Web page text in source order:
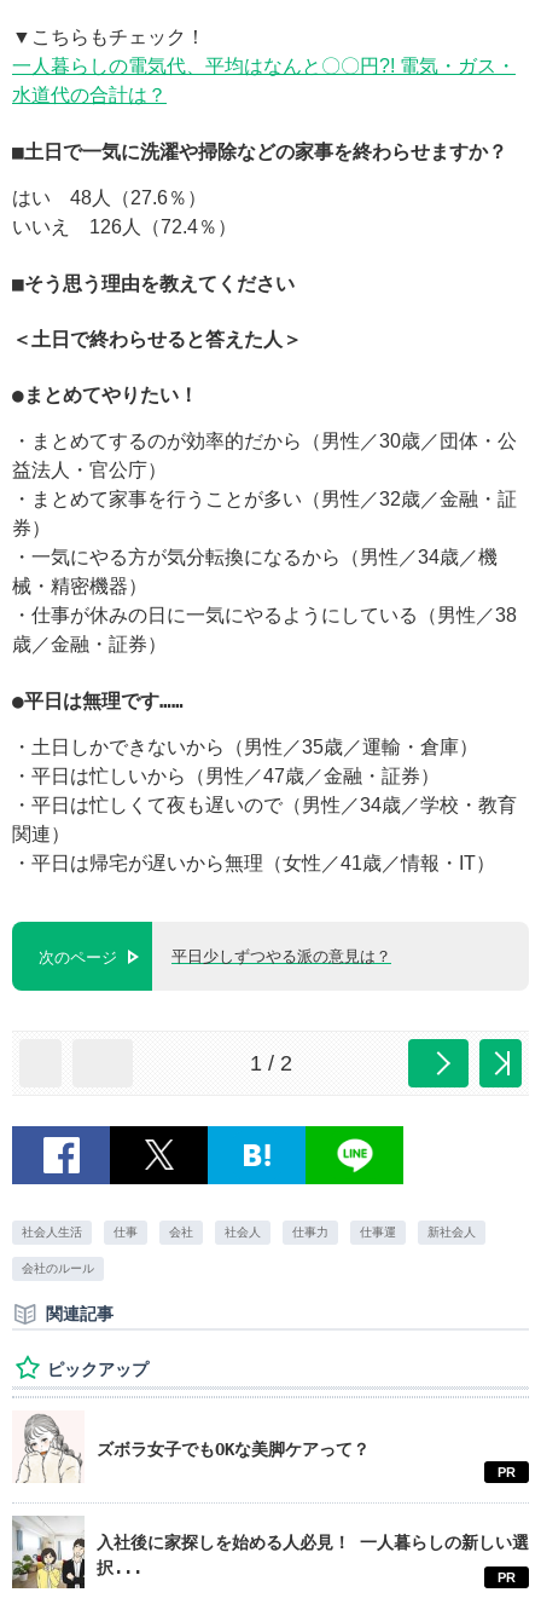
▼こちらもチェック！
一人暮らしの電気代、平均はなんと〇〇円?! 電気・ガス・
水道代の合計は？
■土日で一気に洗濯や掃除などの家事を終わらせますか？
はい 48人（27.6％）
いいえ 126人（72.4％）
■そう思う理由を教えてください
＜土日で終わらせると答えた人＞
●まとめてやりたい！
・まとめてするのが効率的だから（男性／30歳／団体・公
益法人・官公庁）
・まとめて家事を行うことが多い（男性／32歳／金融・証
券）
・一気にやる方が気分転換になるから（男性／34歳／機
械・精密機器）
・仕事が休みの日に一気にやるようにしている（男性／38
歳／金融・証券）
●平日は無理です……
・土日しかできないから（男性／35歳／運輸・倉庫）
・平日は忙しいから（男性／47歳／金融・証券）
・平日は忙しくて夜も遅いので（男性／34歳／学校・教育
関連）
・平日は帰宅が遅いから無理（女性／41歳／情報・IT）
次のページ 平日少しずつやる派の意見は？
1 / 2
社会人生活 仕事 会社 社会人 仕事力 仕事運 新社会人
会社のルール
関連記事
ピックアップ
ズボラ女子でもOKな美脚ケアって？
PR
入社後に家探しを始める人必見！ 一人暮らしの新しい選
択...
PR